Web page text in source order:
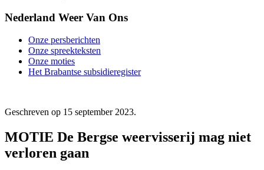
Nederland Weer Van Ons
Onze persberichten
Onze spreekteksten
Onze moties
Het Brabantse subsidieregister
Geschreven op 15 september 2023.
MOTIE De Bergse weervisserij mag niet
verloren gaan